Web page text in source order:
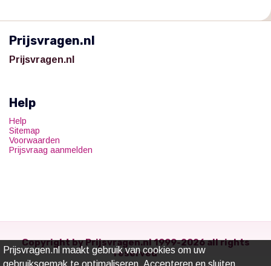
Prijsvragen.nl
Prijsvragen.nl
Help
Help
Sitemap
Voorwaarden
Prijsvraag aanmelden
Prijsvragen.nl maakt gebruik van cookies om uw
gebruiksgemak te optimaliseren. Accepteren en sluiten
Copyright by Prijsvragen.nl 1999-2026 all rights
reserved